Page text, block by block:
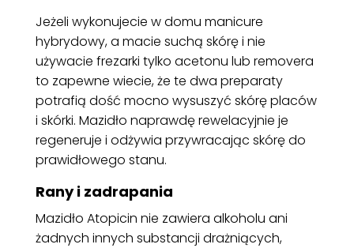
Jeżeli wykonujecie w domu manicure
hybrydowy, a macie suchą skórę i nie
używacie frezarki tylko acetonu lub removera
to zapewne wiecie, że te dwa preparaty
potrafią dość mocno wysuszyć skórę placów
i skórki. Mazidło naprawdę rewelacyjnie je
regeneruje i odżywia przywracając skórę do
prawidłowego stanu.
Rany i zadrapania
Mazidło Atopicin nie zawiera alkoholu ani
żadnych innych substancji drażniących,